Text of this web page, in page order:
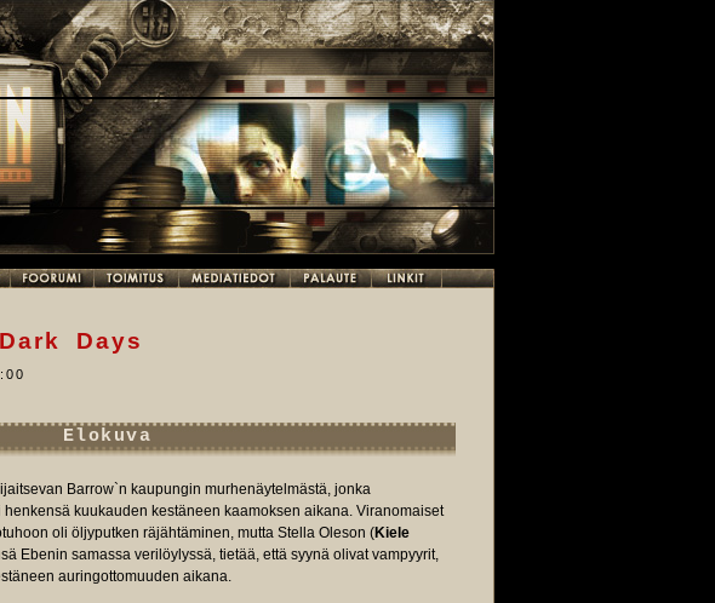
Days
Elokuva
Barrow`n kaupungin murhenäytelmästä, jonka
kuukauden kestäneen kaamoksen aikana. Viranomaiset
oli öljyputken räjähtäminen, mutta Stella Oleson (Kiele
Ebenin samassa verilöylyssä, tietää, että syynä olivat vampyyrit,
auringottomuuden aikana.